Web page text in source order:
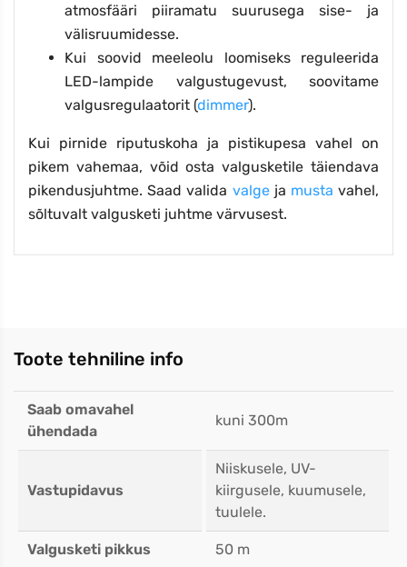
atmosfääri piiramatu suurusega sise- ja
välisruumidesse.
Kui soovid meeleolu loomiseks reguleerida
LED-lampide valgustugevust, soovitame
valgusregulaatorit (dimmer).
Kui pirnide riputuskoha ja pistikupesa vahel on
pikem vahemaa, võid osta valgusketile täiendava
pikendusjuhtme. Saad valida valge ja mustavahel,
sõltuvalt valgusketi juhtme värvusest.
Toote tehniline info
Saab omavahel
ühendada
kuni 300m
Vastupidavus
Niiskusele, UV-
kiirgusele, kuumusele,
tuulele.
Valgusketi pikkus 50 m